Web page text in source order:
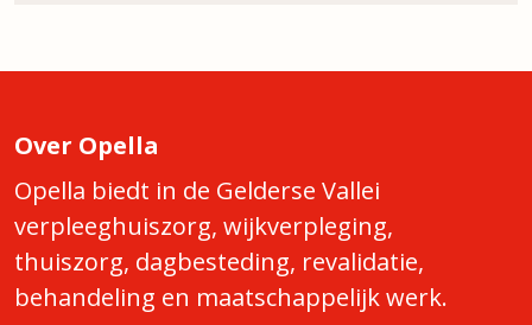
Over Opella
Opella biedt in de Gelderse Vallei
verpleeghuiszorg, wijkverpleging,
thuiszorg, dagbesteding, revalidatie,
behandeling en maatschappelijk werk.